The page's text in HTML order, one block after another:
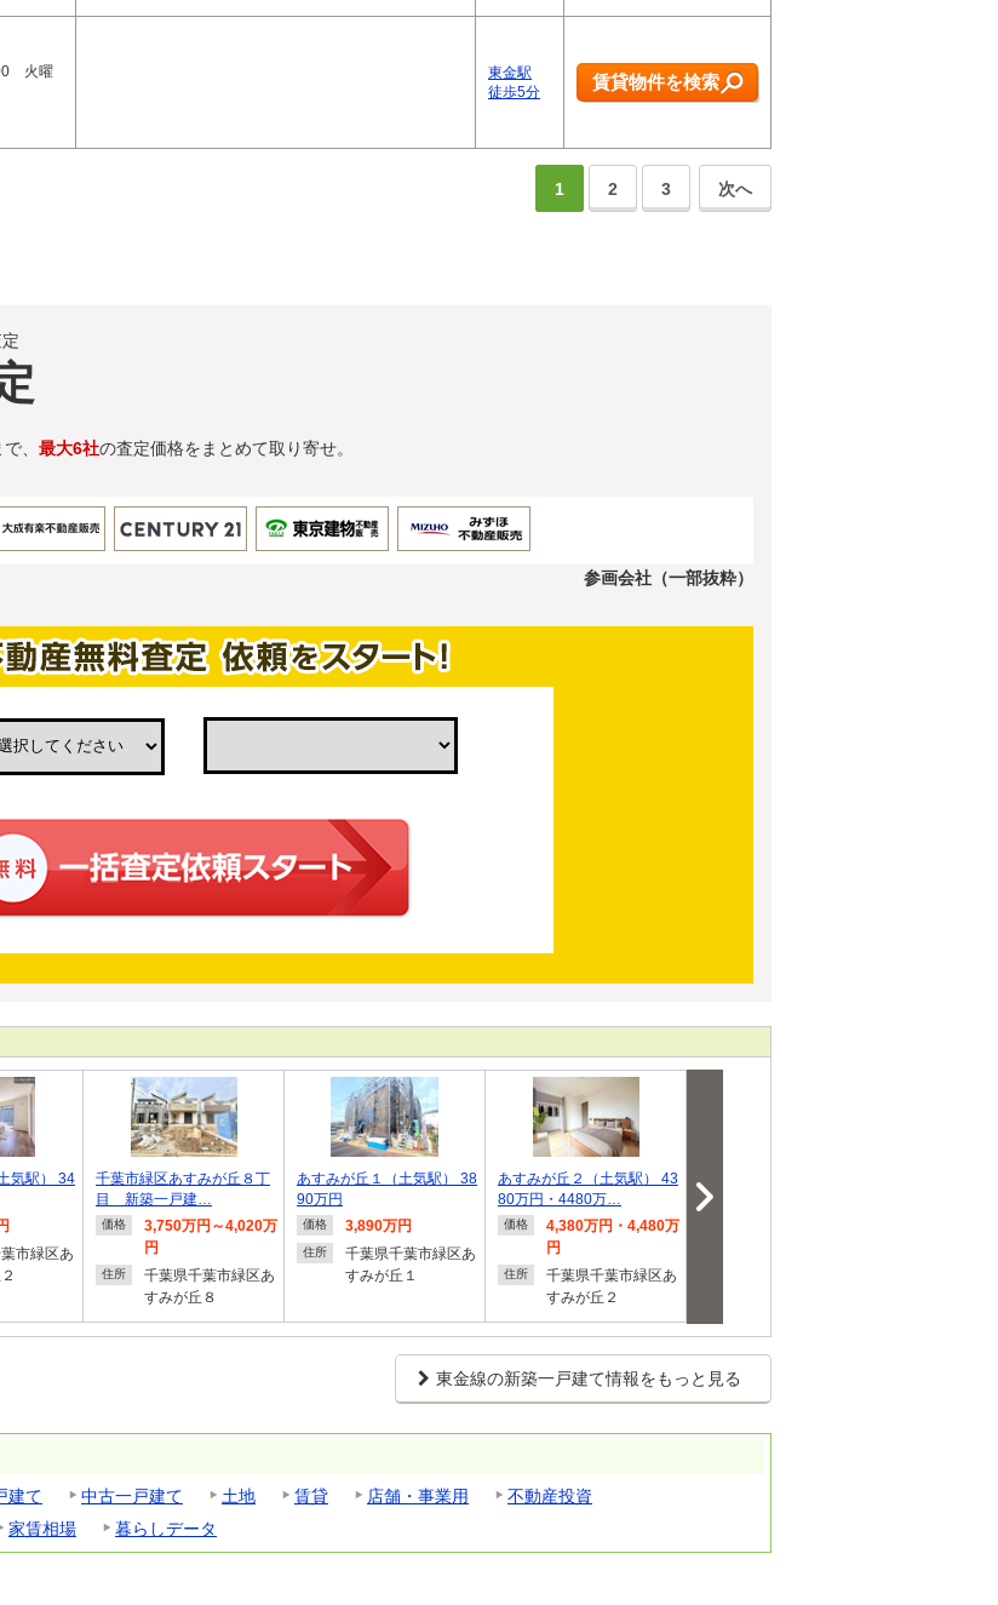
火曜
東金駅
徒歩5分
賃貸物件を検索
1 2 3 次へ
、 最大6社の査定価格をまとめて取り寄せ。
参画会社（一部抜粋）
気駅） 34
市緑区あ
千葉市緑区あすみが丘８丁
目 新築一戸建…
価格
3,750万円～4,020万
円
住所
千葉県千葉市緑区あ
すみが丘８
あすみが丘１（土気駅） 38
90万円
価格 3,890万円
住所
千葉県千葉市緑区あ
すみが丘１
あすみが丘２（土気駅） 43
80万円・4480万…
価格
4,380万円・4,480万
円
住所
千葉県千葉市緑区あ
すみが丘２
50万円・4020万…
東金線の新築一戸建て情報をもっと見る
建て 中古一戸建て 土地 賃貸 店舗・事業用
不動産投資
家賃相場 暮らしデータ